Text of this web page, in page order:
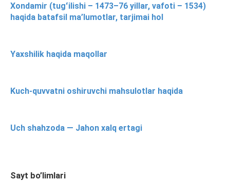
Xondamir (tugʻilishi – 1473–76 yillar, vafoti – 1534)
haqida batafsil ma’lumotlar, tarjimai hol
Yaxshilik haqida maqollar
Kuch-quvvatni oshiruvchi mahsulotlar haqida
Uch shahzoda — Jahon xalq ertagi
Sayt bo’limlari